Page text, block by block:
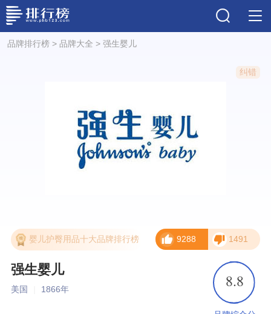
品牌排行榜> 品牌大全 > 强生婴儿
纠错
婴儿护臀用品十大品牌排行榜 9288 1491
强生婴儿
美国 1866年 8.8